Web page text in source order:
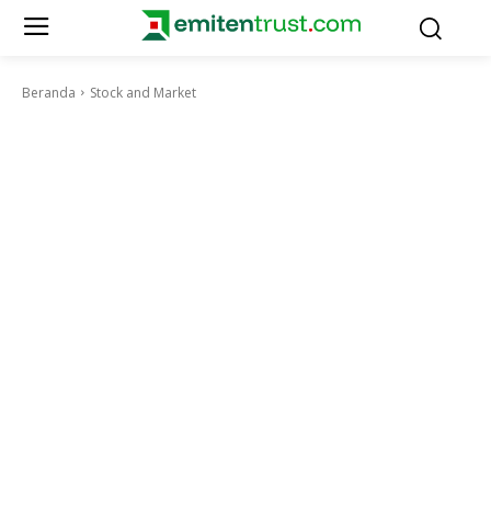
Beranda Stock and Market